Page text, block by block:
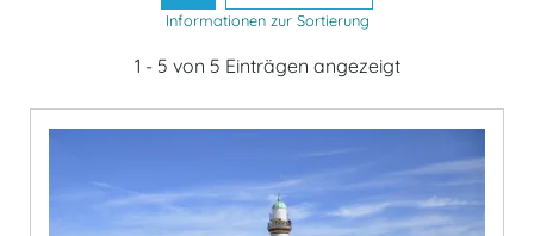
Informationen zur Sortierung
1 - 5 von 5 Einträgen angezeigt